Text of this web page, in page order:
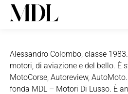
Alessandro Colombo, classe
motori, di aviazione e del bello. È
MotoCorse, Autoreview,
fonda MDL – Motori Di Lusso. È